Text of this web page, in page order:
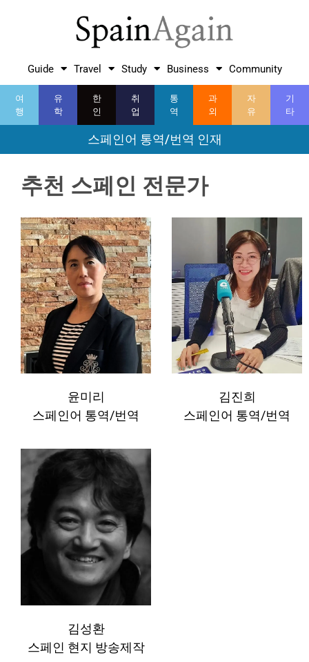
Guide Travel Study Business Community
여
행
유
학
한
인
취
업
통
역
과
외
자
유
기
타
스페인어 통역/번역 인재
추천 스페인 전문가
윤미리
스페인어 통역/번역
김진희
스페인어 통역/번역
김성환
스페인 현지 방송제작